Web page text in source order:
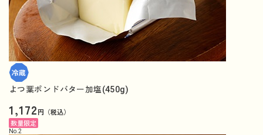
よつ葉ポンドバター加塩(450g)
1,172円（税込）
数量限定
No. 2